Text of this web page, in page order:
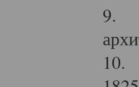
9.
10.